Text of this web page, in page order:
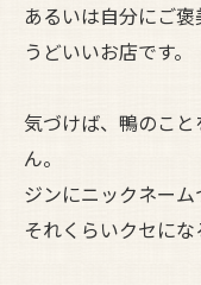
あるいは自分にご
うどいいお店です。
気づけば、鴨のこ
ん。
ジンにニックネーム
それくらいクセにな